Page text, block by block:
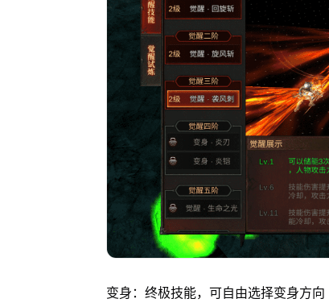
变身：终极技能，可自由选择变身方向